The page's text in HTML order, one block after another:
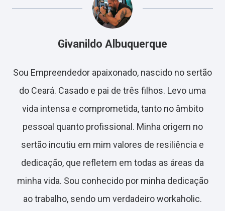
Givanildo Albuquerque
Sou Empreendedor apaixonado, nascido no sertão
do Ceará. Casado e pai de três filhos. Levo uma
vida intensa e comprometida, tanto no âmbito
pessoal quanto profissional. Minha origem no
sertão incutiu em mim valores de resiliência e
dedicação, que refletem em todas as áreas da
minha vida. Sou conhecido por minha dedicação
ao trabalho, sendo um verdadeiro workaholic.